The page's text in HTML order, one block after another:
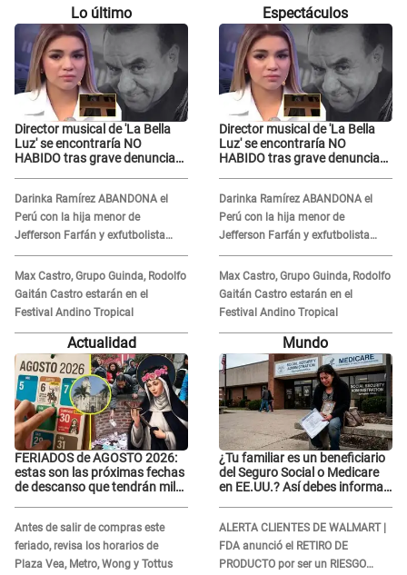
Lo último
Director musical de 'La Bella
Luz' se encontraría NO
HABIDO tras grave denuncia
Darinka Ramírez ABANDONA el
Perú con la hija menor de
Jefferson Farfán y exfutbolista
REACCIONA: "A ti que..."
Max Castro, Grupo Guinda, Rodolfo
Gaitán Castro estarán en el
Festival Andino Tropical
Espectáculos
Director musical de 'La Bella
Luz' se encontraría NO
HABIDO tras grave denuncia
Darinka Ramírez ABANDONA el
Perú con la hija menor de
Jefferson Farfán y exfutbolista
REACCIONA: "A ti que..."
Max Castro, Grupo Guinda, Rodolfo
Gaitán Castro estarán en el
Festival Andino Tropical
Actualidad
FERIADOS de AGOSTO 2026:
estas son las próximas fechas
de descanso que tendrán miles
Antes de salir de compras este
feriado, revisa los horarios de
Plaza Vea, Metro, Wong y Tottus
Mundo
¿Tu familiar es un beneficiario
del Seguro Social o Medicare
en EE.UU.? Así debes informar
ALERTA CLIENTES DE WALMART |
FDA anunció el RETIRO DE
PRODUCTO por ser un RIESGO